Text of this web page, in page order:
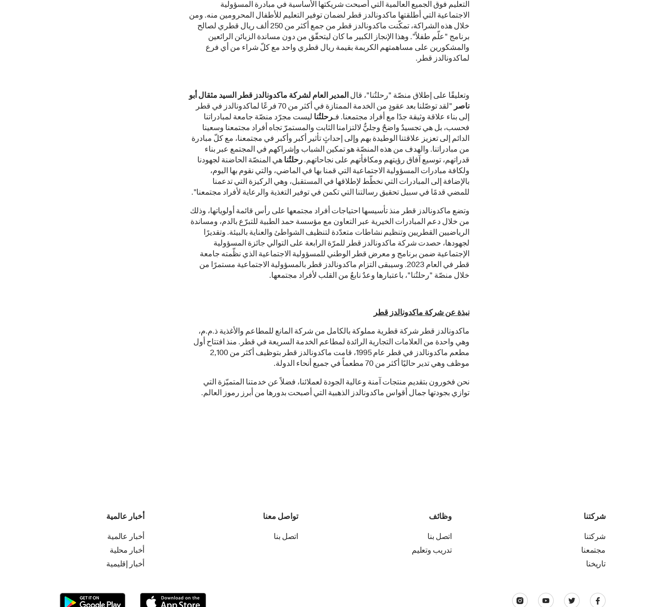
التعليم فوق الجميع العالمية التي أصبحت شريكتها الأساسية في مبادرة المسؤولية
الاجتماعية التي أطلقتها ماكدونالدز قطر لضمان توفير التعليم للأطفال المحرومين منه. ومن
خلال هذه الشراكة، تمكّنت ماكدونالدز قطر من جمع أكثر من 250 ألف ريال قطري لصالح
برنامج "علّم طفلاً". وهذا الإنجاز الكبير ما كان ليتحقّق من دون مساندة الزبائن الرائعين
والمشكورين على مساهمتهم الكريمة بقيمة ريال قطري واحد مع كلّ شراء من أي فرع
لماكدونالدز قطر.
وتعليقًا على إطلاق منصّة "رحلتُنا"، قالالمدير العام لشركة ماكدونالدز قطر السيد مثقال أبو
ناصر
"لقد توصّلنا بعد عقودٍ من الخدمة الممتازة في أكثر من 70 فرعًا لماكدونالدز في قطر
إلى بناء علاقة وثيقة جدًا مع أفراد مجتمعنا. فـرحلتُنا ليست مجرّد منصّة جامعة لمبادراتنا
فحسب، بل هي تجسيدٌ واضحٌ وجليٌّ لالتزامنا الثابت والمستمرّ تجاه أفراد مجتمعنا وسعينا
الدائم إلى تعزيز علاقتنا الوطيدة بهم وإلى إحداثٍ تأثير أكبر وأكبر في مجتمعنا، مع كلّ مبادرة
من مبادراتنا. والهدف من هذه المنصّة هو تمكين الشباب وإشراكهم في المجتمع عبر بناء
قدراتهم، توسيع آفاق رؤيتهم ومكافأتهم على نجاحاتهم.رحلتُنا هي المنصّة الحاضنة لجهودنا
ولكافة مبادرات المسؤولية الاجتماعية التي قمنا بها في الماضي، والتي نقوم بها اليوم،
بالإضافة إلى المبادرات التي نخطّط لإطلاقها في المستقبل، وهي الركيزة التي تدعمنا
للمضي قدمًا في سبيل تحقيق رسالتنا التي تكمن في توفير التغذية والرعاية لأفراد مجتمعنا".
وتضع ماكدونالدز قطر منذ تأسيسها احتياجات أفراد مجتمعها على رأس قائمة أولوياتها، وذلك
من خلال دعم المبادرات الخيرية عبر التعاون مع مؤسسة حمد الطبية للتبرّع بالدم، ومساندة
الرياضيين القطريين وتنظيم نشاطات متعدّدة لتنظيف الشواطئ والعناية بالبيئة. وتقديرًا
لجهودها، حصدت شركة ماكدونالدز قطر للمرّة الرابعة على التوالي جائزة المسؤولية
الإجتماعية ضمن برنامج و معرض قطر الوطني للمسؤولية الاجتماعية الذي نظّمته جامعة
قطر في العام 2023. وسيبقى التزام ماكدونالدز قطر بالمسؤولية الاجتماعية مستمرًا من
خلال منصّة "رحلتُنا"، باعتبارها وعدٌ نابعٌ من القلب لأفراد مجتمعها.
نبذة عن شركة ماكدونالدز قطر
ماكدونالدز قطر شركة قطرية مملوكة بالكامل من شركة المانع للمطاعم والأغذية ذ.م.م،
وهي واحدة من العلامات التجارية الرائدة لمطاعم الخدمة السريعة في قطر. منذ افتتاح أول
مطعم ماكدونالدز في قطر عام 1995، قامت ماكدونالدز قطر بتوظيف أكثر من 2,100
موظف وهي تدير حاليًا أكثر من 70 مطعماً في جميع أنحاء الدولة.
نحن فخورون بتقديم منتجات آمنة وعالية الجودة لعملائنا، فضلاً عن خدمتنا المتميّزة التي
توازي بجودتها جمال أقواس ماكدونالدز الذهبية التي أصبحت بدورها من أبرز رموز العالم.
شركتنا
شركتنا
مجتمعنا
تاريخنا
وظائف
اتصل بنا
تدريب وتعليم
تواصل معنا
اتصل بنا
أخبار عالمية
أخبار عالمية
أخبار محلية
أخبار إقليمية